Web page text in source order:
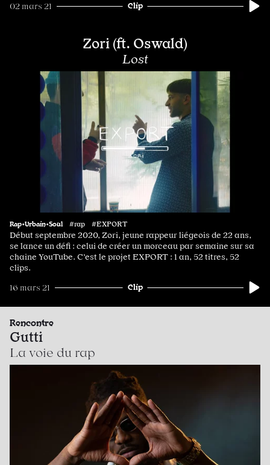
02 mars 21 Clip
Zori (ft. Oswald)
Lost
Rap•Urbain•Soul #rap #EXPORT
Début septembre 2020, Zori, jeune rappeur liégeois de 22 ans,
se lance un défi : celui de créer un morceau par semaine sur sa
chaine YouTube. C’est le projet EXPORT : 1 an, 52 titres, 52
clips.
16 mars 21 Clip
Rencontre
Gutti
La voie du rap